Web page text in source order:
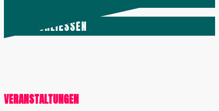
SCHLIESSEN
VERANSTALTUNGEN